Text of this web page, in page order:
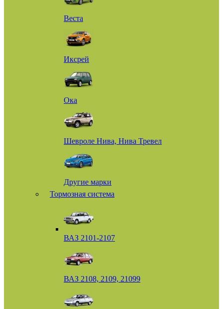
Веста
Иксрей
Ока
Шевроле Нива, Нива Тревел
Другие марки
Тормозная система
ВАЗ 2101-2107
ВАЗ 2108, 2109, 21099